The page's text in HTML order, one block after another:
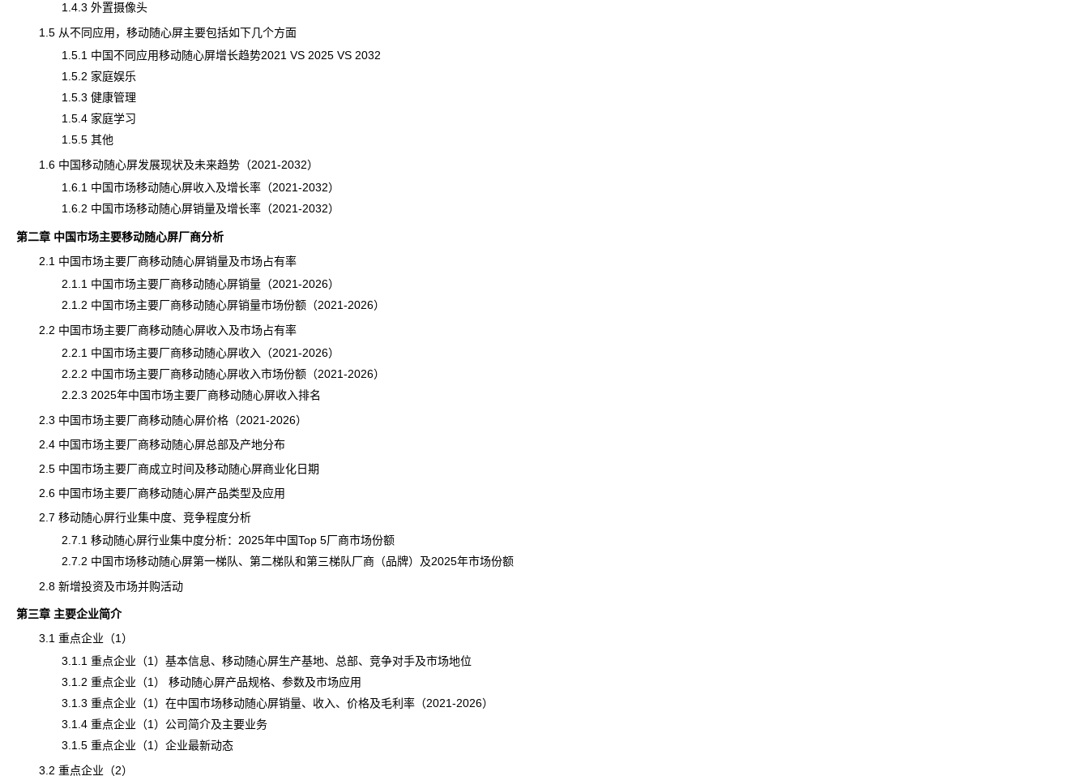
1.4.3 外置摄像头
1.5 从不同应用，移动随心屏主要包括如下几个方面
1.5.1 中国不同应用移动随心屏增长趋势2021 VS 2025 VS 2032
1.5.2 家庭娱乐
1.5.3 健康管理
1.5.4 家庭学习
1.5.5 其他
1.6 中国移动随心屏发展现状及未来趋势（2021-2032）
1.6.1 中国市场移动随心屏收入及增长率（2021-2032）
1.6.2 中国市场移动随心屏销量及增长率（2021-2032）
第二章 中国市场主要移动随心屏厂商分析
2.1 中国市场主要厂商移动随心屏销量及市场占有率
2.1.1 中国市场主要厂商移动随心屏销量（2021-2026）
2.1.2 中国市场主要厂商移动随心屏销量市场份额（2021-2026）
2.2 中国市场主要厂商移动随心屏收入及市场占有率
2.2.1 中国市场主要厂商移动随心屏收入（2021-2026）
2.2.2 中国市场主要厂商移动随心屏收入市场份额（2021-2026）
2.2.3 2025年中国市场主要厂商移动随心屏收入排名
2.3 中国市场主要厂商移动随心屏价格（2021-2026）
2.4 中国市场主要厂商移动随心屏总部及产地分布
2.5 中国市场主要厂商成立时间及移动随心屏商业化日期
2.6 中国市场主要厂商移动随心屏产品类型及应用
2.7 移动随心屏行业集中度、竞争程度分析
2.7.1 移动随心屏行业集中度分析：2025年中国Top 5厂商市场份额
2.7.2 中国市场移动随心屏第一梯队、第二梯队和第三梯队厂商（品牌）及2025年市场份额
2.8 新增投资及市场并购活动
第三章 主要企业简介
3.1 重点企业（1）
3.1.1 重点企业（1）基本信息、移动随心屏生产基地、总部、竞争对手及市场地位
3.1.2 重点企业（1） 移动随心屏产品规格、参数及市场应用
3.1.3 重点企业（1）在中国市场移动随心屏销量、收入、价格及毛利率（2021-2026）
3.1.4 重点企业（1）公司简介及主要业务
3.1.5 重点企业（1）企业最新动态
3.2 重点企业（2）